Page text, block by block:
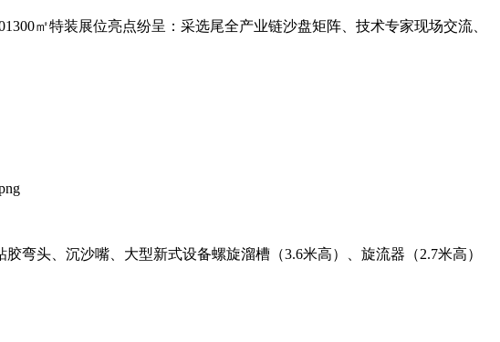
㎡特装展位亮点纷呈：采选尾全产业链沙盘矩阵、技术专家现场交流、
头、沉沙嘴、大型新式设备螺旋溜槽（3.6米高）、旋流器（2.7米高）